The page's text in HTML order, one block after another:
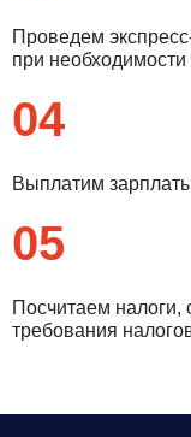
Проведем
при
04
Выплатим
05
Посчитаем налоги,
требования